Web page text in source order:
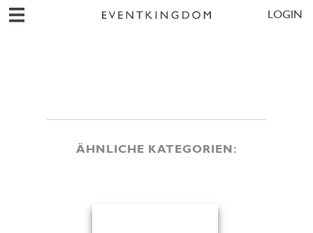
LOGIN
ÄHNLICHE KATEGORIEN: